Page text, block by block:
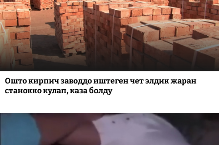
Ошто кирпич заводдо иштеген чет элдик жаран
станокко кулап, каза болду